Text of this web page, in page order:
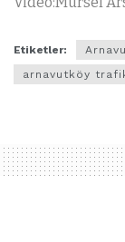
Etiketler:
arnavutköy